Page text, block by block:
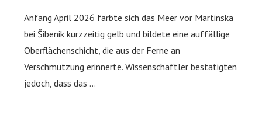
Anfang April 2026 färbte sich das Meer vor Martinska
bei Šibenik kurzzeitig gelb und bildete eine auffällige
Oberflächenschicht, die aus der Ferne an
Verschmutzung erinnerte. Wissenschaftler bestätigten
jedoch, dass das …